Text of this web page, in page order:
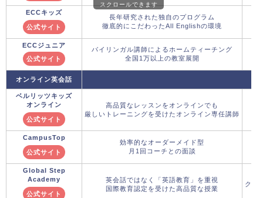
ECCキッズ
公式サイト
長年研究された独自のプログラム
徹底的にこだわったAll Englishの環境
ECCジュニア
公式サイト
バイリンガル講師によるホームティーチング
全国1万以上の教室展開
オンライン英会話
ベルリッツキッズ
オンライン
公式サイト
高品質なレッスンをオンラインでも
厳しいトレーニングを受けたオンライン専任講師
CampusTop
公式サイト
効率的なオーダーメイド型
月1回コーチとの面談
Global Step
Academy
公式サイト
英会話ではなく「英語教育」を重視
国際教育認定を受けた高品質な授業
クー
スクロールできます